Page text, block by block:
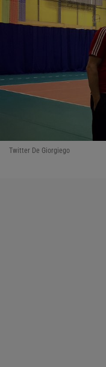
Twitter De Giorgiego